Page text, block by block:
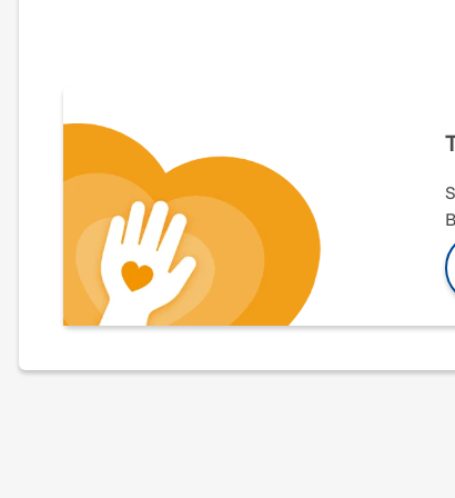
impegnati nei percorsi di agricoltura biologica e
Oggi ci troviamo davanti a una sfida: il terreno,
donatore che ha richiesto la restituzione. Senza
comunità e sostenibilità.
Il nostro obiettivo è raccogliere fondi per
continuità delle attività di Terra Libera e
Perché donare